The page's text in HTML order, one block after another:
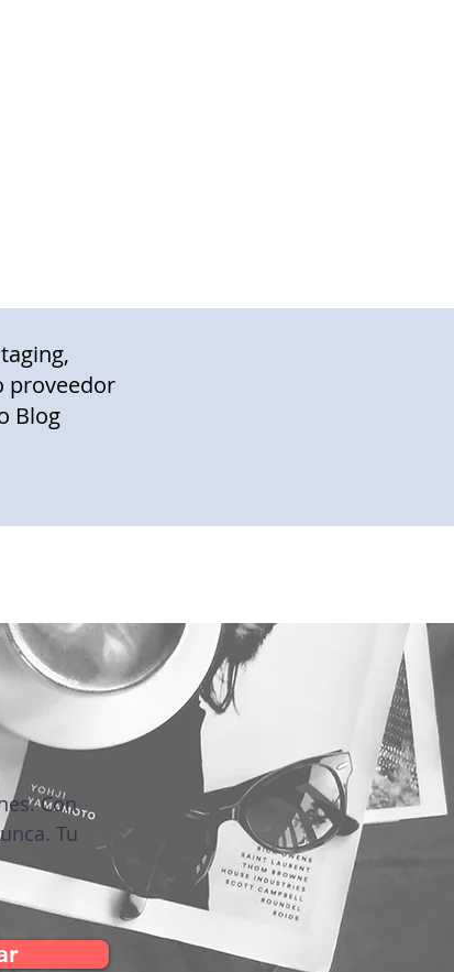
proveedor
Blog
Con
Tu